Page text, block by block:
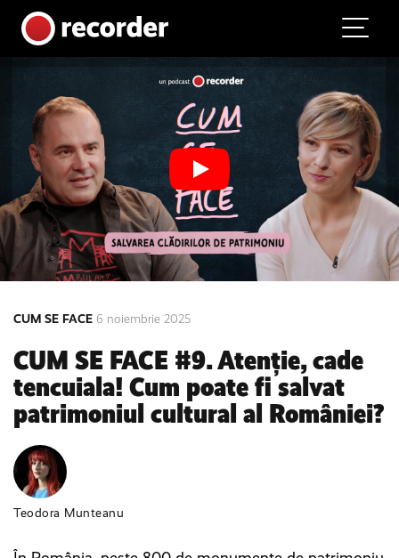
Skip to content
Main Navigation
CUM SE FACE 6 noiembrie 2025
CUM SE FACE #9. Atenție, cade
tencuiala! Cum poate fi salvat
patrimoniul cultural al României?
Teodora Munteanu